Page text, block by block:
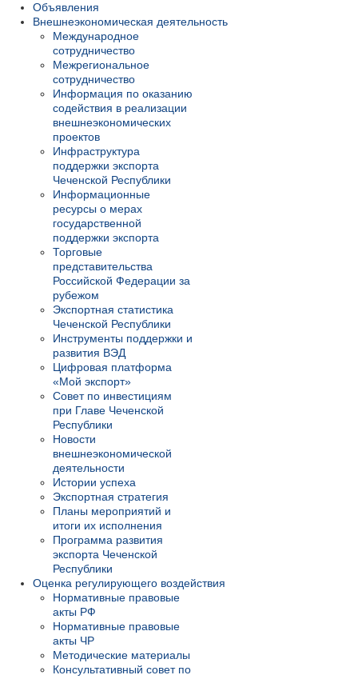
Объявления
Внешнеэкономическая деятельность
Международное
сотрудничество
Межрегиональное
сотрудничество
Информация по оказанию
содействия в реализации
внешнеэкономических
проектов
Инфраструктура
поддержки экспорта
Чеченской Республики
Информационные
ресурсы о мерах
государственной
поддержки экспорта
Торговые
представительства
Российской Федерации за
рубежом
Экспортная статистика
Чеченской Республики
Инструменты поддержки и
развития ВЭД
Цифровая платформа
«Мой экспорт»
Совет по инвестициям
при Главе Чеченской
Республики
Новости
внешнеэкономической
деятельности
Истории успеха
Экспортная стратегия
Планы мероприятий и
итоги их исполнения
Программа развития
экспорта Чеченской
Республики
Оценка регулирующего воздействия
Нормативные правовые
акты РФ
Нормативные правовые
акты ЧР
Методические материалы
Консультативный совет по